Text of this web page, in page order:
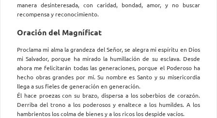
manera desinteresada, con caridad, bondad, amor, y no buscar
recompensa y reconocimiento.
Oración del Magníficat
Proclama mi alma la grandeza del Señor, se alegra mi espíritu en Dios
mi Salvador, porque ha mirado la humillación de su esclava. Desde
ahora me felicitarán todas las generaciones, porque el Poderoso ha
hecho obras grandes por mí. Su nombre es Santo y su misericordia
llega a sus fieles de generación en generación.
Él hace proezas con su brazo, dispersa a los soberbios de corazón.
Derriba del trono a los poderosos y enaltece a los humildes. A los
hambrientos los colma de bienes y a los ricos los despide vacíos.